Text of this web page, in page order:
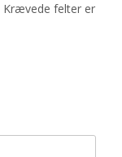
Krævede felter er